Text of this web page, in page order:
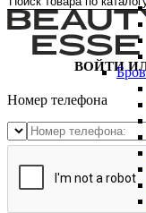
ВОЙТИ
Номер телефона